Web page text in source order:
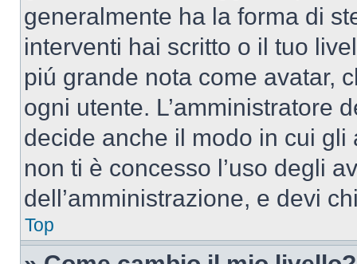
generalmente ha la forma di
interventi hai scritto o il tuo
piú grande nota come avatar,
ogni utente. L’amministratore
decide anche il modo in cui
non ti è concesso l’uso degli
dell’amministrazione, e devi
Top